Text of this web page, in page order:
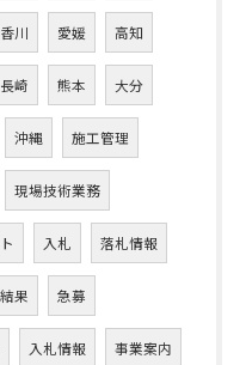
香川 愛媛 高知
長崎 熊本 大分
沖縄 施工管理
現場技術業務
入札 落札情報
果 急募
入札情報 事業案内